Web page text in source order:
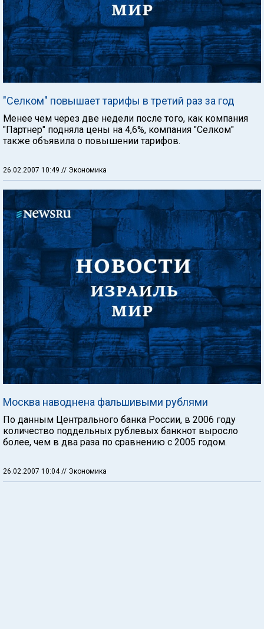
"Селком" повышает тарифы в третий раз за год
Менее чем через две недели после того, как компания
"Партнер" подняла цены на 4,6%, компания "Селком"
также объявила о повышении тарифов.
26.02.2007 10:49 // Экономика
Москва наводнена фальшивыми рублями
По данным Центрального банка России, в 2006 году
количество поддельных рублевых банкнот выросло
более, чем в два раза по сравнению с 2005 годом.
26.02.2007 10:04 // Экономика